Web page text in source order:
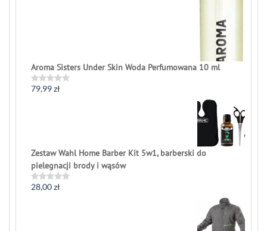
Aroma Sisters Under Skin Woda Perfumowana 10 ml
Rated
79,99zł
Zestaw Wahl Home Barber Kit 5w1, barberski do
pielegnacji brody i wąsów
Rated
28,00zł